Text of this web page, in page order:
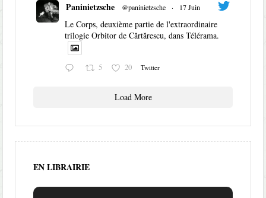
Paninietzsche @paninietzsche · 17 Juin
Le Corps, deuxième partie de l'extraordinaire
trilogie Orbitor de Cărtărescu, dans Télérama.
5 20 Twitter
Load More
EN LIBRAIRIE